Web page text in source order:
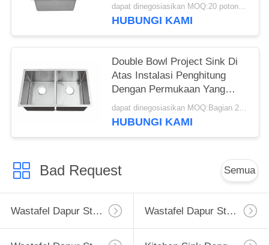
dapat dinegosiasikan MOQ:20 potongan
HUBUNGI KAMI
Double Bowl Project Sink Di
Atas Instalasi Penghitung
Dengan Permukaan Yang
Dipoles dalam Stok
dapat dinegosiasikan MOQ:Bagian 20/potongan
HUBUNGI KAMI
Bad Request Semua
Wastafel Dapur Stainless Steel Apron Wastafel Dapur Stainless Steel Tingkat Atas